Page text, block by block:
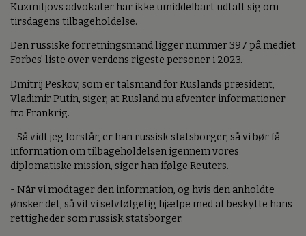
Kuzmitjovs advokater har ikke umiddelbart udtalt sig om
tirsdagens tilbageholdelse.
Den russiske forretningsmand ligger nummer 397 på mediet
Forbes' liste over verdens rigeste personer i 2023.
Dmitrij Peskov, som er talsmand for Ruslands præsident,
Vladimir Putin, siger, at Rusland nu afventer informationer
fra Frankrig.
- Så vidt jeg forstår, er han russisk statsborger, så vi bør få
information om tilbageholdelsen igennem vores
diplomatiske mission, siger han ifølge Reuters.
- Når vi modtager den information, og hvis den anholdte
ønsker det, så vil vi selvfølgelig hjælpe med at beskytte hans
rettigheder som russisk statsborger.